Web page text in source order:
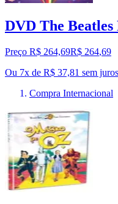
DVD The
Preço R$ 264,69R$ 264,69
Ou 7x de R$ 37,81 sem juros
Compra Internacional